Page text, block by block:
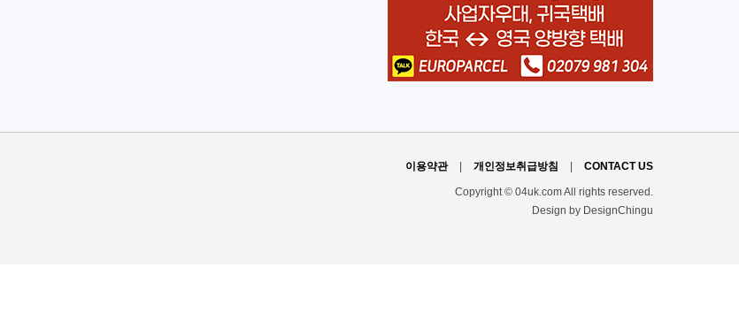
이용약관 개인정보취급방침 CONTACT US
Copyright © 04uk.com All rights reserved.
Design by DesignChingu